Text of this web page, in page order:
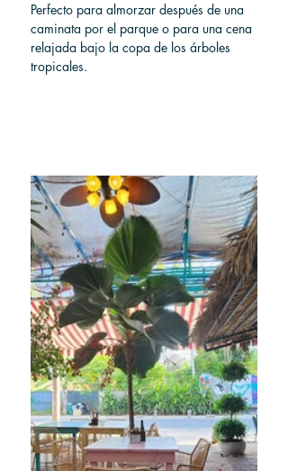
Perfecto para almorzar después de una
caminata por el parque o para una cena
relajada bajo la copa de los árboles
tropicales.